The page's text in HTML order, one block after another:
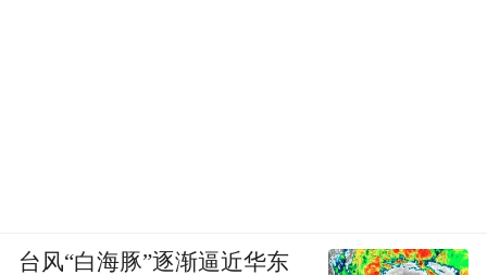
台风“白海豚”逐渐逼近华东